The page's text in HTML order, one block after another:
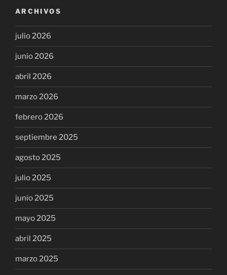
ARCHIVOS
julio 2026
junio 2026
abril 2026
marzo 2026
febrero 2026
septiembre 2025
agosto 2025
julio 2025
junio 2025
mayo 2025
abril 2025
marzo 2025